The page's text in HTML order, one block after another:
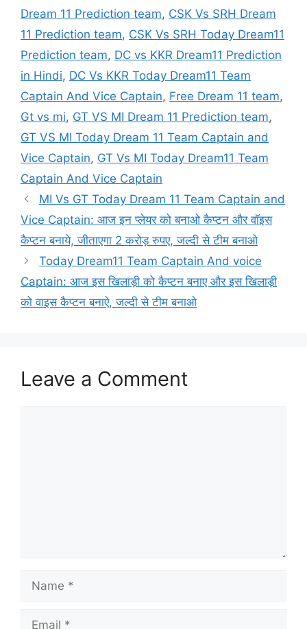
Dream 11 Prediction team, CSK Vs SRH Dream
11 Prediction team, CSK Vs SRH Today Dream11
Prediction team, DC vs KKR Dream11 Prediction
in Hindi, DC Vs KKR Today Dream11 Team
Captain And Vice Captain, Free Dream 11 team,
Gt vs mi, GT VS MI Dream 11 Prediction team,
GT VS MI Today Dream 11 Team Captain and
Vice Captain, GT Vs MI Today Dream11 Team
Captain And Vice Captain
MI Vs GT Today Dream 11 Team Captain and
Vice Captain: आज इन प्लेयर को बनाओ कैप्टन और वॉइस
कैप्टन बनाये, जीताएगा 2 करोड़ रुपए, जल्दी से टीम बनाओ
Today Dream11 Team Captain And voice
Captain: आज इस खिलाड़ी को कैप्टन बनाए और इस खिलाड़ी
को वाइस कैप्टन बनाऐ, जल्दी से टीम बनाओ
Leave a Comment